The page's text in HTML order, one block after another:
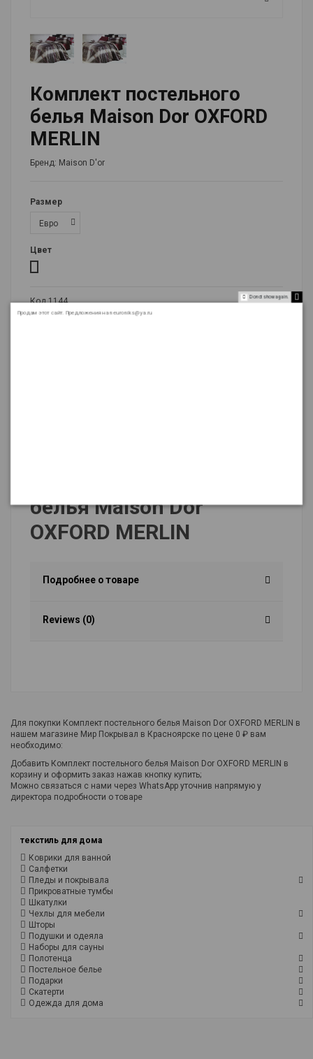
Комплект постельного
белья Maison Dor OXFORD
MERLIN
Бренд: Maison D'or
Размер
Цвет
Код 1144
белья Maison Dor
OXFORD MERLIN
Подробнее о товаре
Reviews (0)
Для покупки Комплект постельного белья Maison Dor OXFORD MERLIN в
нашем магазине Мир Покрывал в Красноярске по цене 0 ₽ вам
необходимо:
Добавить Комплект постельного белья Maison Dor OXFORD MERLIN в
корзину и оформить заказ нажав кнопку купить;
Можно связаться с нами через WhatsApp уточнив напрямую у
директора подробности о товаре
текстиль для дома
Коврики для ванной
Салфетки
Пледы и покрывала
Прикроватные тумбы
Шкатулки
Чехлы для мебели
Шторы
Подушки и одеяла
Наборы для сауны
Полотенца
Постельное белье
Подарки
Скатерти
Одежда для дома
Do not show again.
Продам этот сайт. Предложения на neuroniks@ya.ru